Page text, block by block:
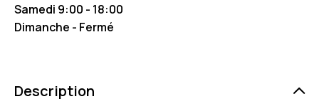
Samedi 9:00 - 18:00
Dimanche - Fermé
Description